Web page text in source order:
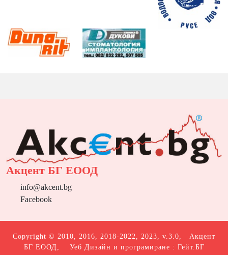
Акцент БГ ЕООД
info@akcent.bg
Facebook
Copyright © 2010, 2016, 2018-2022, 2023, v.3.0, Акцент
БГ ЕООД , Уеб Дизайн и програмиране : Гейт.БГ